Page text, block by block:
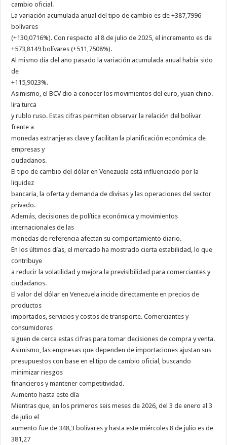
cambio oficial.
La variación acumulada anual del tipo de cambio es de +387,7996
bolívares
(+130,0716%). Con respecto al 8 de julio de 2025, el incremento es de
+573,8149 bolívares (+511,7508%).
Al mismo día del año pasado la variación acumulada anual había sido
de
+115,9023%.
Asimismo, el BCV dio a conocer los movimientos del euro, yuan chino.
lira turca
y rublo ruso. Estas cifras permiten observar la relación del bolívar
frente a
monedas extranjeras clave y facilitan la planificación económica de
empresas y
ciudadanos.
El tipo de cambio del dólar en Venezuela está influenciado por la
liquidez
bancaria, la oferta y demanda de divisas y las operaciones del sector
privado.
Además, decisiones de política económica y movimientos
internacionales de las
monedas de referencia afectan su comportamiento diario.
En los últimos días, el mercado ha mostrado cierta estabilidad, lo que
contribuye
a reducir la volatilidad y mejora la previsibilidad para comerciantes y
ciudadanos.
El valor del dólar en Venezuela incide directamente en precios de
productos
importados, servicios y costos de transporte. Comerciantes y
consumidores
siguen de cerca estas cifras para tomar decisiones de compra y venta.
Asimismo, las empresas que dependen de importaciones ajustan sus
presupuestos con base en el tipo de cambio oficial, buscando
minimizar riesgos
financieros y mantener competitividad.
Aumento hasta este día
Mientras que, en los primeros seis meses de 2026, del 3 de enero al 3
de julio el
aumento fue de 348,3 bolívares y hasta este miércoles 8 de julio es de
381,27